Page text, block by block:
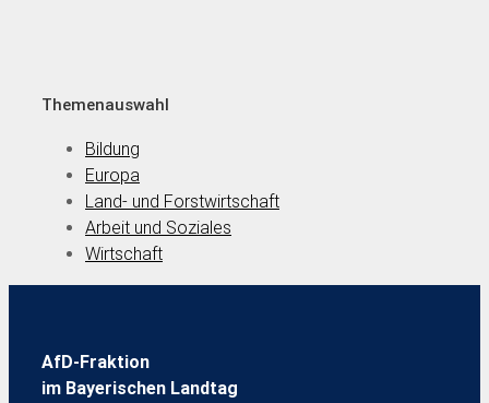
Themenauswahl
Bildung
Europa
Land- und Forstwirtschaft
Arbeit und Soziales
Wirtschaft
AfD-Fraktion
im Bayerischen Landtag